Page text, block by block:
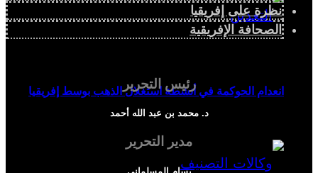
انعدام الحوكمة في أنشطة استغلال الذهب بوسط إفريقيا
نظرة على إفريقيا
الصحافة الإفريقية
رئيس التحرير
د. محمد بن عبد الله أحمد
مدير التحرير